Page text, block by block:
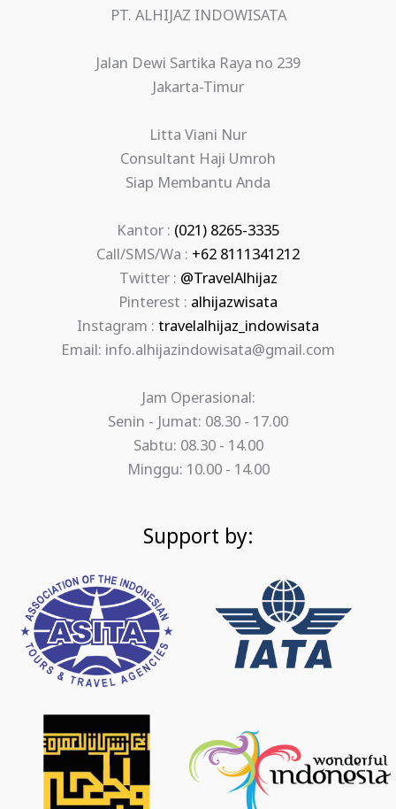
PT. ALHIJAZ INDOWISATA
Jalan Dewi Sartika Raya no 239
Jakarta-Timur
Litta Viani Nur
Consultant Haji Umroh
Siap Membantu Anda
Kantor : (021) 8265-3335
Call/SMS/Wa : +62 8111341212
Twitter : @TravelAlhijaz
Pinterest : alhijazwisata
Instagram : travelalhijaz_indowisata
Email: info.alhijazindowisata@gmail.com
Jam Operasional:
Senin - Jumat: 08.30 - 17.00
Sabtu: 08.30 - 14.00
Minggu: 10.00 - 14.00
Support by: